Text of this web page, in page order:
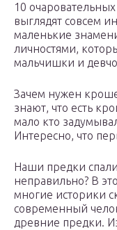
10
выглядят совсем
маленькие
личностями,
мальчишки и
Зачем нужен
знают, что есть
мало кто
Интересно, что
Наши предки
неправильно? В
многие историки
современный
древние предки.